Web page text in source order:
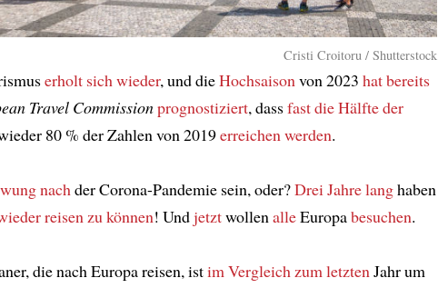
Cristi Croitoru / Shutterstock
erholt sich wieder, und dieHochsaison von 2023 hat bereits
Travel Commissionprognostiziert, dassfast die Hälfteder
80 % der Zahlen von 2019erreichen werden.
nach der Corona-Pandemie sein, oder?Drei Jahre langhaben
reisen zu können! Undjetztwollen alleEuropabesuchen.
die nach Europa reisen, istim Vergleich zum letzten Jahr um